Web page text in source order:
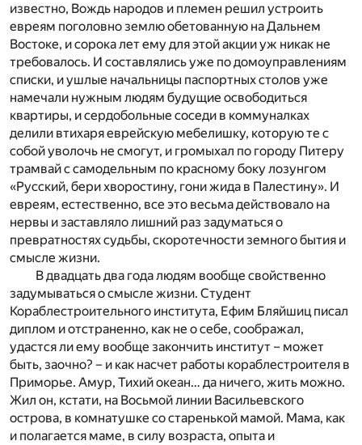
известно, Вождь народов и племен решил устроить
евреям поголовно землю обетованную на Дальнем
Востоке, и сорока лет ему для этой акции уж никак не
требовалось. И составлялись уже по домоуправлениям
списки, и ушлые начальницы паспортных столов уже
намечали нужным людям будущие освободиться
квартиры, и сердобольные соседи в коммуналках
делили втихаря еврейскую мебелишку, которую те с
собой уволочь не смогут, и громыхал по городу Питеру
трамвай с самодельным по красному боку лозунгом
«Русский, бери хворостину, гони жида в Палестину». И
евреям, естественно, все это весьма действовало на
нервы и заставляло лишний раз задуматься о
превратностях судьбы, скоротечности земного бытия и
смысле жизни.
В двадцать два года людям вообще свойственно
задумываться о смысле жизни. Студент
Кораблестроительного института, Ефим Бляйшиц писал
диплом и отстраненно, как не о себе, соображал,
удастся ли ему вообще закончить институт – может
быть, заочно? – и как насчет работы кораблестроителя в
Приморье. Амур, Тихий океан… да ничего, жить можно.
Жил он, кстати, на Восьмой линии Васильевского
острова, в комнатушке со старенькой мамой. Мама, как
и полагается маме, в силу возраста, опыта и